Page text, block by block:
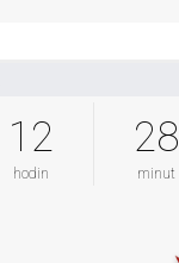
12
hodin
28
minut